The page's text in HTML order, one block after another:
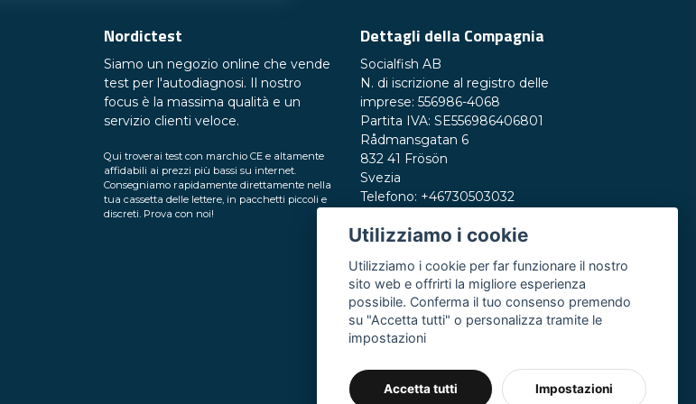
tuo test CRP oggi stesso
tua cura della salute. Proteggiti e preveni problemi di salute ordinando il tuo
e ottenere risultati rapidamente. Nordictest si impegna sempre a rendere i
per ordinare il tuo test CRP ora!
Nordictest
Siamo un negozio online che vende
test per l'autodiagnosi. Il nostro
focus è la massima qualità e un
servizio clienti veloce.
Qui troverai test con marchio CE e altamente
affidabili ai prezzi più bassi su internet.
Consegniamo rapidamente direttamente nella
tua cassetta delle lettere, in pacchetti piccoli e
discreti. Prova con noi!
Dettagli della Compagnia
Socialfish AB
N. di iscrizione al registro delle
imprese: 556986-4068
Partita IVA: SE556986406801
Rådmansgatan 6
832 41 Frösön
Svezia
Telefono: +46730503032
Lun-Ven 10:00 - 17:00 (CET)
Utilizziamo i cookie
Utilizziamo i cookie per far funzionare il nostro
sito web e offrirti la migliore esperienza
possibile. Conferma il tuo consenso premendo
su "Accetta tutti" o personalizza tramite le
impostazioni
Accetta tutti Impostazioni